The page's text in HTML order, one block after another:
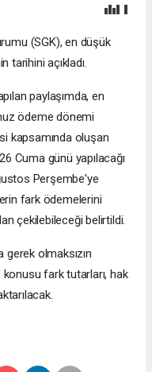
(SGK), en düşük
tarihini açıkladı.
paylaşımda, en
ödeme dönemi
kapsamında oluşan
Cuma günü yapılacağı
Perşembe'ye
fark ödemelerini
çekilebileceği belirtildi.
olmaksızın
konusu fark tutarları, hak